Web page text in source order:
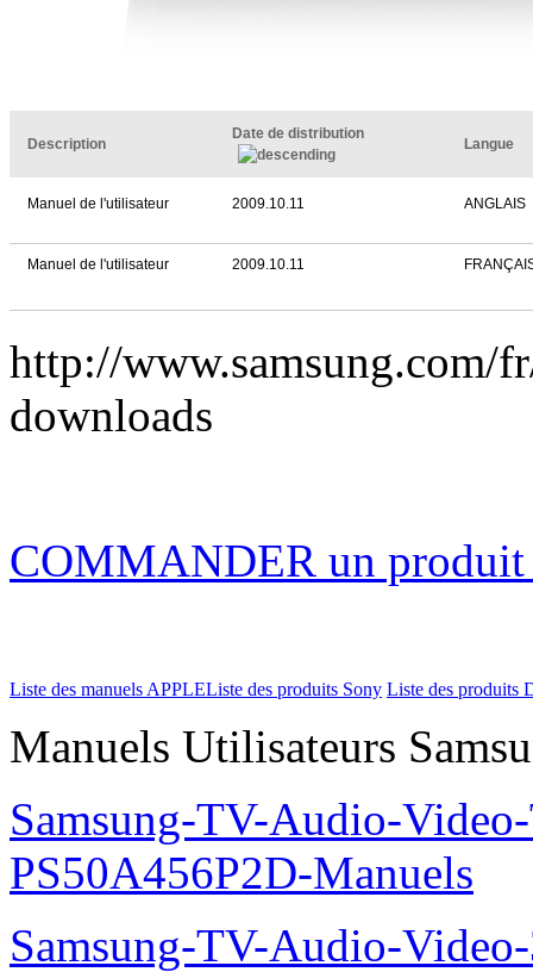
Description
Date de distribution
Langue
Manuel de l'utilisateur 2009.10.11 ANGLAIS
Manuel de l'utilisateur 2009.10.11
http://www.samsung.com/
downloads
COMMANDER un
Liste des manuels APPLEListe des produits Sony Liste des produits
Manuels Utilisateurs
Samsung-TV-Audio-
PS50A456P2D-Manuels
Samsung-TV-Audio-